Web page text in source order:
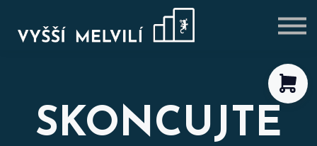
VÝHODNÉ BALÍČKY
BLOG
REGISTROVAT SE
SKONCUJTE